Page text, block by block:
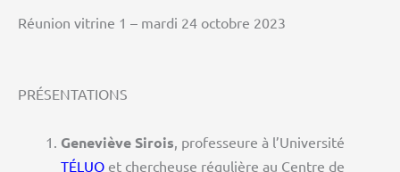
Réunion vitrine 1 – mardi 24 octobre 2023
PRÉSENTATIONS
Geneviève Sirois, professeure à l’Université
TÉLUQ et chercheuse régulière au Centre de